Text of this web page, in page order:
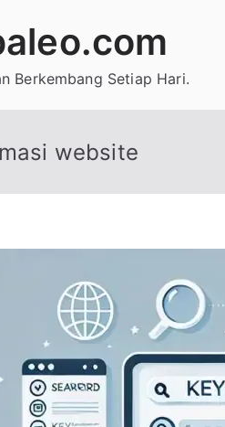
Berkembang Setiap Hari.
website